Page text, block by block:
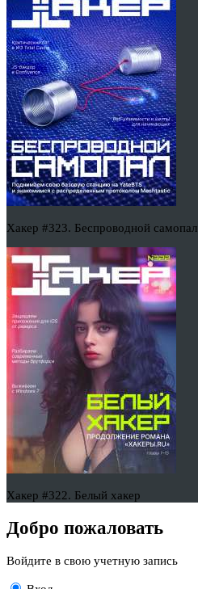
Хакер #323. Беспроводной самопал
Хакер #322. Белый хакер
Добро пожаловать
Войдите в свою учетную запись